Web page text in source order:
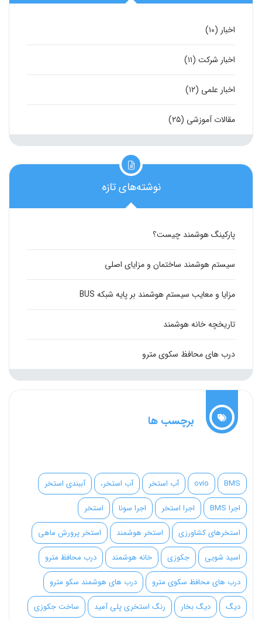
اخبار (۱۰)
اخبار شرکت (۱۱)
اخبار علمی (۱۲)
مقالات آموزشی (۲۵)
نوشته‌های تازه
پارکینگ هوشمند چیست؟
سیستم هوشمند ساختمان و مزایای اصلی
مزایا و معایب سیستم هوشمند بر پایه شبکه BUS
تاریخچه خانه هوشمند
درب های محافظ سکوی مترو
برچسب ها
BMS
ovio آب استخر آب استخر،
آببندی استخر
اجرا BMS
اجرا استخر اجرا سونا
استخر
استخرهای کشاورزی
استخر هوشمند
استخر پرورش ماهی
اسید شویی
جکوزی خانه هوشمند
درب محافظ مترو
درب های محافظ سکوی مترو
درب های هوشمند سکو مترو
دیگ
دیگ بخار رنگ استخری پلی آمید
ساخت جکوزی